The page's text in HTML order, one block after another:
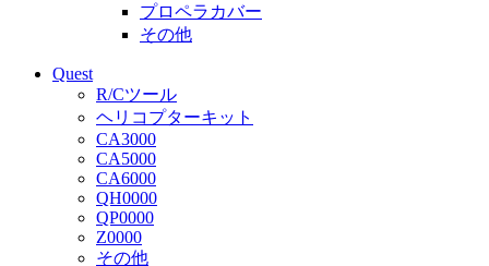
プロペラカバー
その他
Quest
R/Cツール
ヘリコプターキット
CA3000
CA5000
CA6000
QH0000
QP0000
Z0000
その他